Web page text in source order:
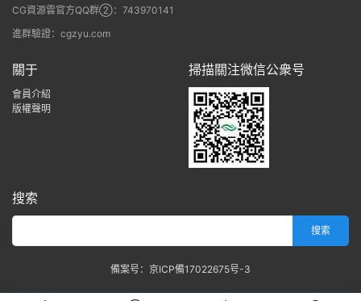
CG資源雲官方QQ群②：743970141
進群驗證：cgzyu.com
關于
會員介紹
版權聲明
掃描關注微信公衆号
搜索
備案号：京ICP備17022675号-3